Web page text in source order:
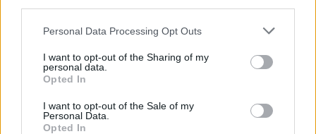
Personal Data Processing Opt Outs
I want to opt-out of the Sharing of my
personal data.
Opted In
I want to opt-out of the Sale of my
Personal Data.
Opted In
32 laipsnių šilumos
Žinios | Orai
V. Zalužno pasisakymą laiko bandymu įsitvirtinti
Ukrainos politikoje: jis yra neteisus
Laidos | Nauja diena